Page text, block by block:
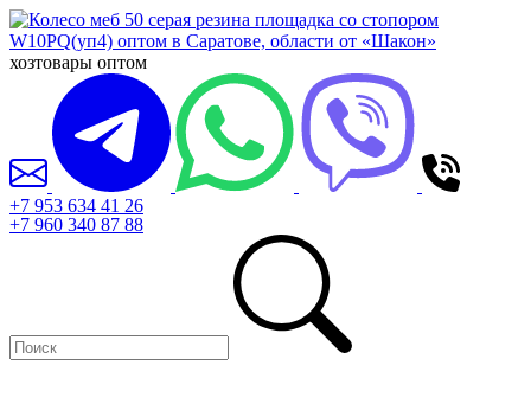
хозтовары оптом
+7 953 634 41 26
+7 960 340 87 88